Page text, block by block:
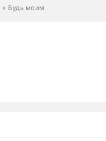
» Будь моим